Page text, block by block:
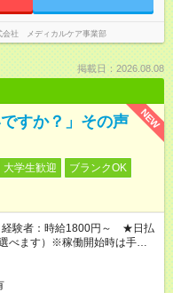
会社 メディカルケア事業部
掲載日：2026.08.08
NEW
すか？」その声
大学生歓迎
ブランクOK
験者：時給1800円～ ★日払
べます）※稼働開始時は手続き